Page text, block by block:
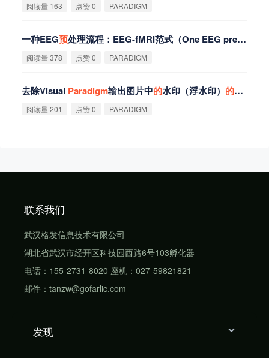
阅读量 163 点赞 0 PARADIGM
一种EEG预处理流程：EEG-fMRI范式（One EEG preprocessing pipeline - EEG-fMRI
阅读量 378 点赞 0 PARADIGM
去除Visual Paradigm输出图片中的水印（浮水印） 的方
阅读量 201 点赞 0 PARADIGM
联系我们
武汉格发信息技术有限公司
湖北省武汉市经开区科技园西路6号103孵化器
电话：155-2731-8020 座机：027-59821821
邮件：tanzw@gofarlic.com
发现